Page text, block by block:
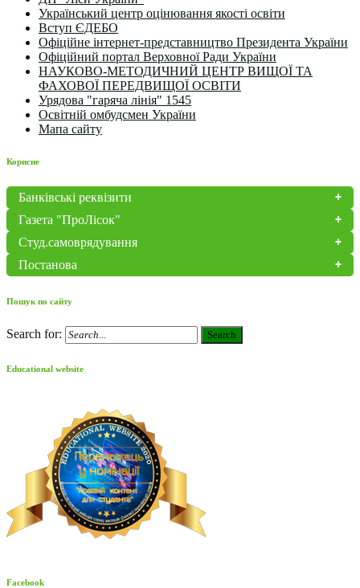
Український центр оцінювання якості освіти
Вступ ЄДЕБО
Офіційне інтернет-представництво Президента України
Офіційний портал Верховної Ради України
НАУКОВО-МЕТОДИЧНИЙ ЦЕНТР ВИЩОЇ ТА
ФАХОВОЇ ПЕРЕДВИЩОЇ ОСВІТИ
Урядова "гаряча лінія" 1545
Освітній омбудсмен України
Мапа сайту
Корисне
Банківські реквізити
Газета "ПроЛісок"
Студ.самоврядування
Постанова
Пошук по сайту
Search for: Search
Educational website
Facebook